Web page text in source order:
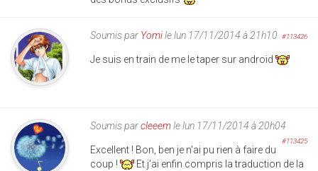
Soumis par Yomile lun 17/11/2014 à 21h10 #113426
Je suis en train de me le taper sur android
Soumis parcleeemle lun 17/11/2014 à 20h04
#113425
Excellent ! Bon, ben je n'ai pu rien à faire du
coup !
Et j'ai enfin compris la traduction de la